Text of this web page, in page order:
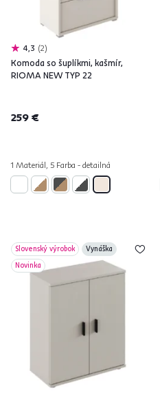
4,3 2
Komoda so šuplíkmi, kašmír,
RIOMA NEW TYP 22
259 €
1 Materiál, 5 Farba - detailná
Slovenský výrobok
Vynáška
Novinka